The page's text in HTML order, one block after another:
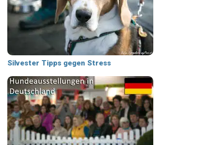
Silvester Tipps gegen Stress